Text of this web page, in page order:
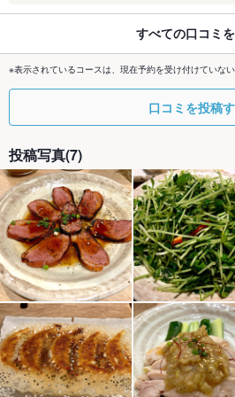
すべての口コミ
※表示されているコースは、現在予約を受け付けていない
口コミを投稿
投稿写真(7)